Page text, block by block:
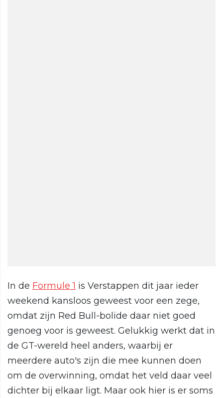
In de Formule 1 is Verstappen dit jaar ieder
weekend kansloos geweest voor een zege,
omdat zijn Red Bull-bolide daar niet goed
genoeg voor is geweest. Gelukkig werkt dat in
de GT-wereld heel anders, waarbij er
meerdere auto's zijn die mee kunnen doen
om de overwinning, omdat het veld daar veel
dichter bij elkaar ligt. Maar ook hier is er soms